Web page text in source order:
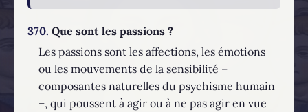
370. Que sont les passions ?
Les passions sont les affections, les émotions
ou les mouvements de la sensibilité –
composantes naturelles du psychisme humain
–, qui poussent à agir ou à ne pas agir en vue